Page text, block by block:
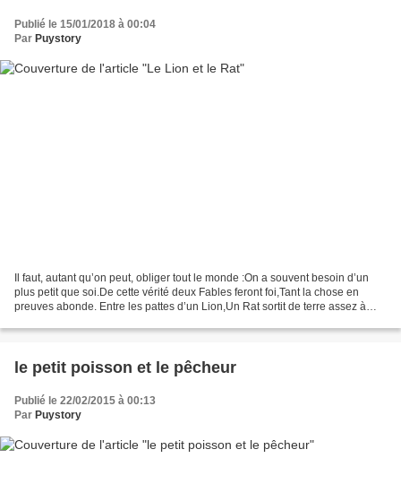
Publié le 15/01/2018 à 00:04
Par Puystory
Il faut, autant qu’on peut, obliger tout le monde :On a souvent besoin d’un
plus petit que soi.De cette vérité deux Fables feront foi,Tant la chose en
preuves abonde. Entre les pattes d’un Lion,Un Rat sortit de terre assez à
le petit poisson et le pêcheur
Publié le 22/02/2015 à 00:13
Par Puystory